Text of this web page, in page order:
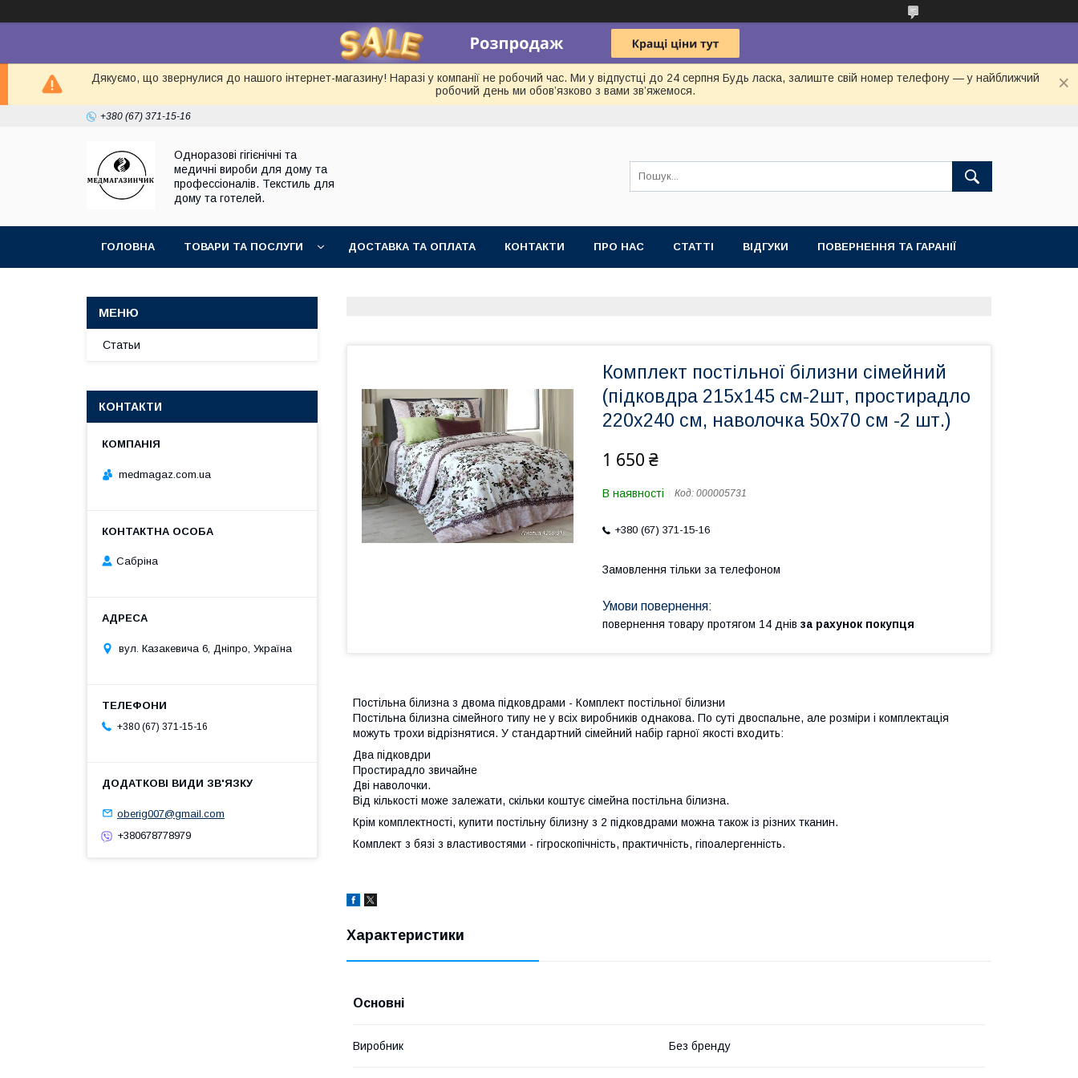
Дякуємо, що звернулися до нашого інтернет-магазину! Наразі у компанії не робочий час. Ми у відпустці до 24 серпня Будь ласка, залиште свій номер телефону — у найближчий
робочий день ми обов’язково з вами зв’яжемося.
+380 (67) 371-15-16
Одноразові гігієнічні та
медичні вироби для дому та
профессіоналів. Текстиль для
дому та готелей.
ГОЛОВНА ТОВАРИ ТА ПОСЛУГИ ДОСТАВКА ТА ОПЛАТА КОНТАКТИ ПРО НАС СТАТТІ ВІДГУКИ ПОВЕРНЕННЯ ТА ГАРАНІЇ
Комплект постільної білизни сімейний
(підковдра 215х145 см-2шт, простирадло
220х240 см, наволочка 50х70 см -2 шт.)
1 650 ₴
В наявності Код: 000005731
+380 (67) 371-15-16
Замовлення тільки за телефоном
повернення товару протягом 14 днів за рахунок покупця
Постільна білизна з двома підковдрами - Комплект постільної білизни
Постільна білизна сімейного типу не у всіх виробників однакова. По суті двоспальне, але розміри і комплектація
можуть трохи відрізнятися. У стандартний сімейний набір гарної якості входить:
Два підковдри
Простирадло звичайне
Дві наволочки.
Від кількості може залежати, скільки коштує сімейна постільна білизна.
Крім комплектності, купити постільну білизну з 2 підковдрами можна також із різних тканин.
Комплект з бязі з властивостями - гігроскопічність, практичність, гіпоалергенність.
Характеристики
Основні
Виробник Без бренду
Статьи
КОНТАКТИ
medmagaz.com.ua
Сабріна
вул. Казакевича 6, Дніпро, Україна
+380 (67) 371-15-16
oberig007@gmail.com
+380678778979